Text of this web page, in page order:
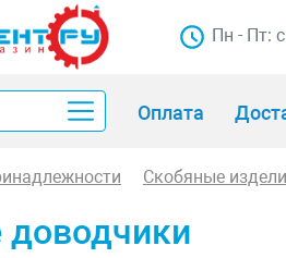
Пн - Пт:
Оплата
Скобяные